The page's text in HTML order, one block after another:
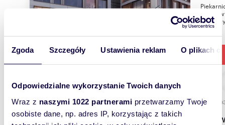
Zgoda Szczegóły Ustawienia reklam O plikach
Odpowiedzialne wykorzystanie Twoich danych
Wraz z naszymi 1022 partnerami przetwarzamy Twoje
osobiste dane, np. adres IP, korzystając z takich
UKOŃCZONA 55 -